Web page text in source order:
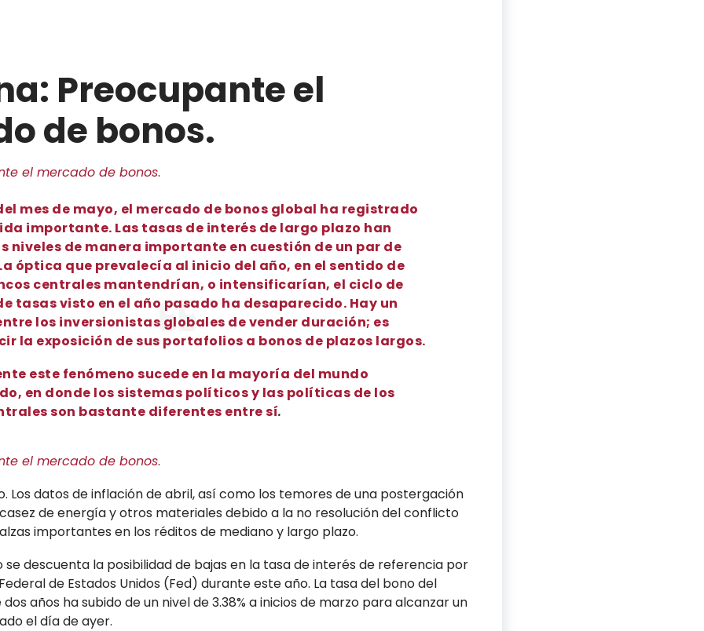
Preocupante el
de bonos.
el mercado de bonos.
mes de mayo, el mercado de bonos global ha registrado
importante. Las tasas de interés de largo plazo han
niveles de manera importante en cuestión de un par de
óptica que prevalecía al inicio del año, en el sentido de
centrales mantendrían, o intensificarían, el ciclo de
tasas visto en el año pasado ha desaparecido. Hay un
los inversionistas globales de vender duración; es
la exposición de sus portafolios a bonos de plazos largos.
este fenómeno sucede en la mayoría del mundo
en donde los sistemas políticos y las políticas de los
son bastante diferentes entre sí.
el mercado de bonos.
Los datos de inflación de abril, así como los temores de una postergación
de energía y otros materiales debido a la no resolución del conflicto
importantes en los réditos de mediano y largo plazo.
se descuenta la posibilidad de bajas en la tasa de interés de referencia por
de Estados Unidos (Fed) durante este año. La tasa del bono del
años ha subido de un nivel de 3.38% a inicios de marzo para alcanzar un
el día de ayer.